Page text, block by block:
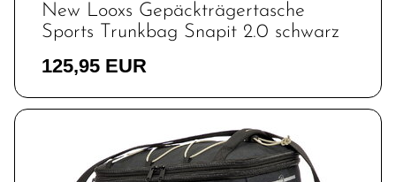
New Looxs Gepäckträgertasche
Sports Trunkbag Snapit 2.0 schwarz
125,95 EUR